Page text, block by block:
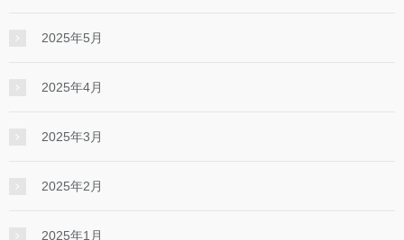
2025年5月
2025年4月
2025年3月
2025年2月
2025年1月